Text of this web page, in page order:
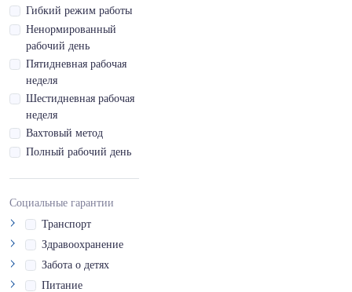
Водительское
удостоверение кат.
E
Водительское
удостоверение кат.
M
Водительское
удостоверение кат.
Tb
Tm
Высококвалифицированный
Гибкий режим работы
Ненормированный
рабочий день
Пятидневная рабочая
неделя
Шестидневная рабочая
неделя
Вахтовый метод
Полный рабочий день
Социальные гарантии
Транспорт
Здравоохранение
Забота о детях
Питание